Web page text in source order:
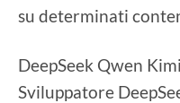
su determinati
DeepSeek Qwen Kimi
Sviluppatore